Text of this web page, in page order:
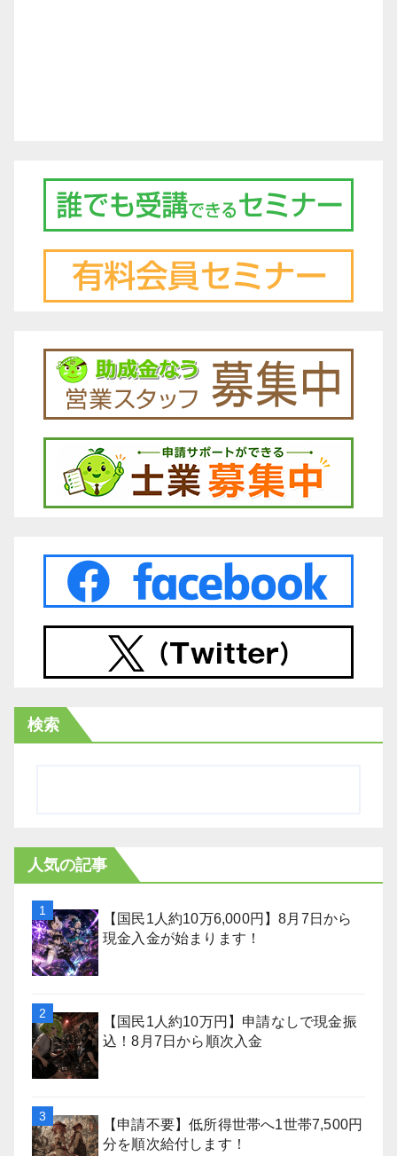
検索
人気の記事
【国民1人約10万6,000円】8月7日から
現金入金が始まります！
【国民1人約10万円】申請なしで現金振
込！8月7日から順次入金
【申請不要】低所得世帯へ1世帯7,500円
分を順次給付します！